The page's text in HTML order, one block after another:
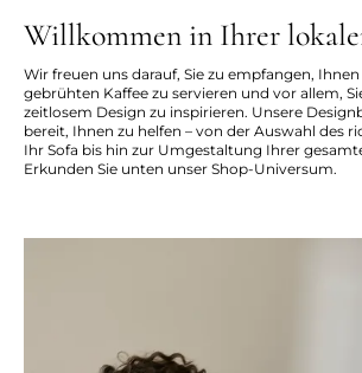
Willkommen in Ihrer
Wir freuen uns darauf, Sie zu empfangen, Ihnen
gebrühten Kaffee zu servieren und vor allem,
zeitlosem Design zu inspirieren. Unsere
bereit, Ihnen zu helfen – von der Auswahl des
Ihr Sofa bis hin zur Umgestaltung Ihrer
Erkunden Sie unten unser Shop-Universum.